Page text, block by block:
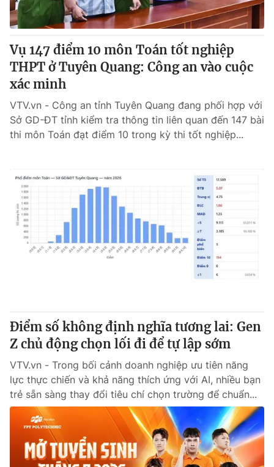
VTV4 Vươn mình bằng AI
VTV9 VTV8
Liên hệ tòa soạn English
THỜI BÁO VTV
Theo dõi báo trên
Cơ quan chủ quản:
Đài Truyền hình Việt Nam
Cơ quan báo chí:
Giấy phép hoạt động báo in và báo điện tử số 483/GP-BTTTT
Tổng đài VTV:024.38 355 931 - 024.38 355 932
Ðiện thoại Thời báo VTV: 024.66 897 897
toasoan@vtv.vn
Liên hệ quảng cáo: 024-7300.7108
Vụ 147 điểm 10 môn Toán tốt nghiệp
THPT ở Tuyên Quang: Công an vào cuộc
xác minh
VTV.vn - Công an tỉnh Tuyên Quang đang phối hợp với
Sở GD-ĐT tỉnh kiểm tra thông tin liên quan đến 147 bài
thi môn Toán đạt điểm 10 trong kỳ thi tốt nghiệp...
Điểm số không định nghĩa tương lai: Gen
Z chủ động chọn lối đi để tự lập sớm
VTV.vn - Trong bối cảnh doanh nghiệp ưu tiên năng
lực thực chiến và khả năng thích ứng với AI, nhiều bạn
trẻ sẵn sàng thay đổi tiêu chí chọn trường để chuẩn...